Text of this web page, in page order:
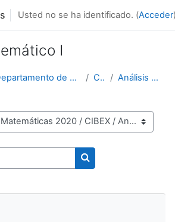
Usted no se ha identificado. (Acceder
I
Departamento de Matemáticas 2020 CIBEX Análisis Matemático I
Buscar cursos